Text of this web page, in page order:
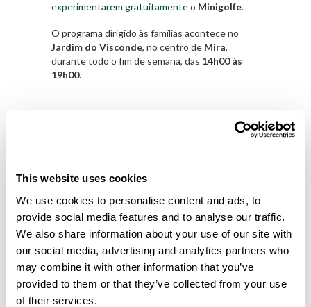
This website uses cookies
We use cookies to personalise content and ads, to
provide social media features and to analyse our traffic.
We also share information about your use of our site with
our social media, advertising and analytics partners who
may combine it with other information that you’ve
provided to them or that they’ve collected from your use
of their services.
experimentarem gratuitamenteo Minigolfe.
O programa dirigido às famílias acontece no
Jardim do Visconde, no centro de Mira,
durante todo o fim de semana, das 14h00 às
19h00.
SUBSCREVER NEWSLETTER